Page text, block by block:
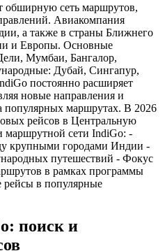
обширную сеть маршрутов,
Авиакомпания
а также в страны Ближнего
и Европы. Основные
Мумбаи, Бангалор,
Дубай, Сингапур,
постоянно расширяет
новые направления и
популярных маршрутах. В 2026
рейсов в Центральную
сети IndiGo: -
крупными городами Индии -
путешествий - Фокус
в рамках программы
в популярные
поиск и